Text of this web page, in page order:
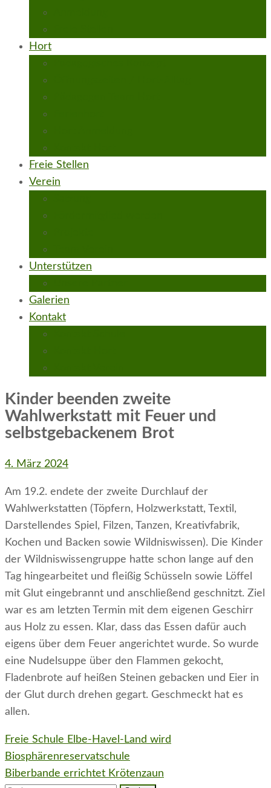
Hort
Freie Stellen
Verein
Unterstützen
Galerien
Kontakt
Kinder beenden zweite
Wahlwerkstatt mit Feuer und
selbstgebackenem Brot
4. März 2024
Am 19.2. endete der zweite Durchlauf der
Wahlwerkstatten (Töpfern, Holzwerkstatt, Textil,
Darstellendes Spiel, Filzen, Tanzen, Kreativfabrik,
Kochen und Backen sowie Wildniswissen). Die Kinder
der Wildniswissengruppe hatte schon lange auf den
Tag hingearbeitet und fleißig Schüsseln sowie Löffel
mit Glut eingebrannt und anschließend geschnitzt. Ziel
war es am letzten Termin mit dem eigenen Geschirr
aus Holz zu essen. Klar, dass das Essen dafür auch
eigens über dem Feuer angerichtet wurde. So wurde
eine Nudelsuppe über den Flammen gekocht,
Fladenbrote auf heißen Steinen gebacken und Eier in
der Glut durch drehen gegart. Geschmeckt hat es
allen.
Beitragsnavigation
Freie Schule Elbe-Havel-Land wird
Biosphärenreservatschule
Biberbande errichtet Krötenzaun